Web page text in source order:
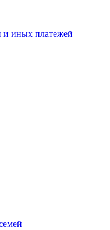
и иных платежей